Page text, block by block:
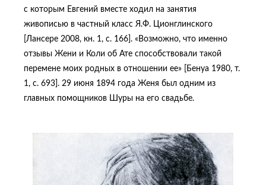
с которым Евгений вместе ходил на занятия
живописью в частный класс Я.Ф. Ционглинского
[Лансере 2008, кн. 1, с. 166]. «Возможно, что именно
отзывы Жени и Коли об Ате способствовали такой
перемене моих родных в отношении ее» [Бенуа 1980, т.
1, с. 693]. 29 июня 1894 года Женя был одним из
главных помощников Шуры на его свадьбе.